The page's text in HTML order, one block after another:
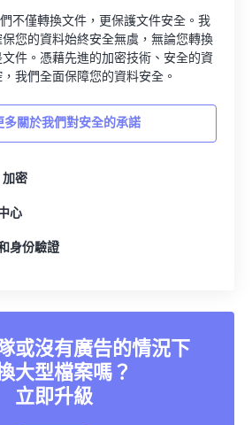
不僅轉換文件，更保護文件安全。我
您的資料始終安全無虞，無論您轉換
件。憑藉先進的加密技術、安全的資
我們全面保障您的資料安全。
多關於我們對安全的承諾
密
心
身份驗證
或沒有廣告的情況下
大型檔案嗎？
立即升級